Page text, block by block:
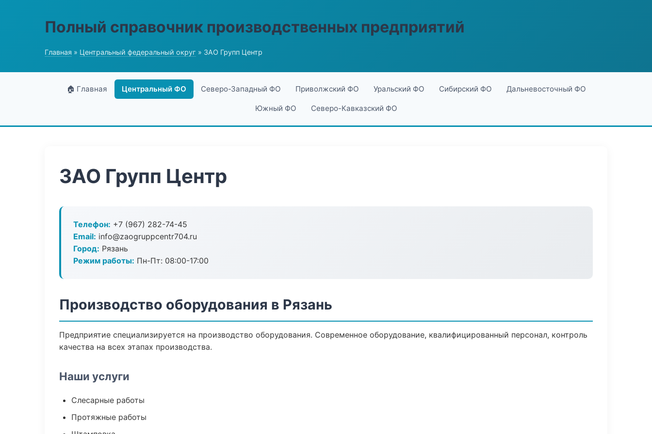
Полный справочник производственных предприятий
Главная » Центральный федеральный округ » ЗАО Групп Центр
🏠 Главная Центральный ФО Северо-Западный ФО Приволжский ФО Уральский ФО Сибирский ФО Дальневосточный ФО
Южный ФО Северо-Кавказский ФО
ЗАО Групп Центр
Телефон: +7 (967) 282-74-45
Email: info@zaogruppcentr704.ru
Город: Рязань
Режим работы: Пн-Пт: 08:00-17:00
Производство оборудования в Рязань
Предприятие специализируется на производство оборудования. Современное оборудование, квалифицированный персонал, контроль
качества на всех этапах производства.
Наши услуги
Слесарные работы
Протяжные работы